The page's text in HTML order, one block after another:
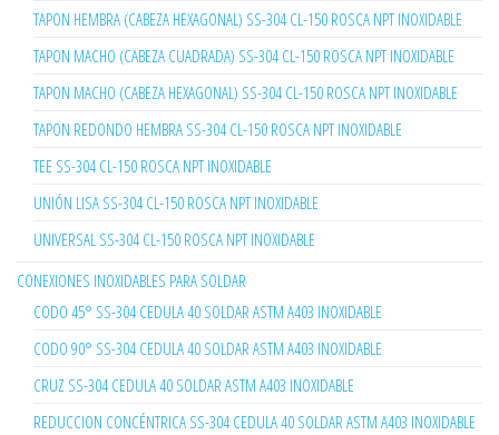
TAPON HEMBRA (CABEZA HEXAGONAL) SS-304 CL-150 ROSCA NPT INOXIDABLE
TAPON MACHO (CABEZA CUADRADA) SS-304 CL-150 ROSCA NPT INOXIDABLE
TAPON MACHO (CABEZA HEXAGONAL) SS-304 CL-150 ROSCA NPT INOXIDABLE
TAPON REDONDO HEMBRA SS-304 CL-150 ROSCA NPT INOXIDABLE
TEE SS-304 CL-150 ROSCA NPT INOXIDABLE
UNIÓN LISA SS-304 CL-150 ROSCA NPT INOXIDABLE
UNIVERSAL SS-304 CL-150 ROSCA NPT INOXIDABLE
CONEXIONES INOXIDABLES PARA SOLDAR
CODO 45° SS-304 CEDULA 40 SOLDAR ASTM A403 INOXIDABLE
CODO 90° SS-304 CEDULA 40 SOLDAR ASTM A403 INOXIDABLE
CRUZ SS-304 CEDULA 40 SOLDAR ASTM A403 INOXIDABLE
REDUCCION CONCÉNTRICA SS-304 CEDULA 40 SOLDAR ASTM A403 INOXIDABLE